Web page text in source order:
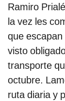
Ramiro
la vez les
que
visto
transporte
octubre.
ruta diaria y